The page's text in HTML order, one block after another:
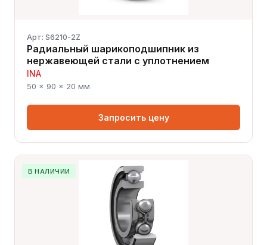
Арт: S6210-2Z
Радиальный шарикоподшипник из
нержавеющей стали с уплотнением
INA
50 × 90 × 20 мм
Запросить цену
В НАЛИЧИИ